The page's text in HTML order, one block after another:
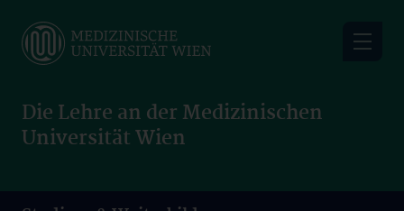
main
Die Lehre an der Medizinischen
Universität Wien